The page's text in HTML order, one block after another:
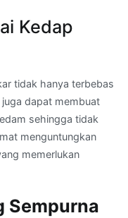
Kedap
tidak hanya terbebas
dapat membuat
sehingga tidak
menguntungkan
memerlukan
Sempurna